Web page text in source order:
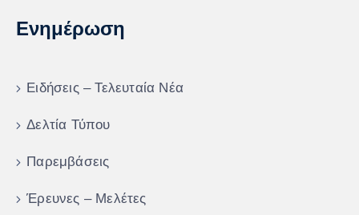
Ενημέρωση
Ειδήσεις – Τελευταία Νέα
Δελτία Τύπου
Παρεμβάσεις
Έρευνες – Μελέτες